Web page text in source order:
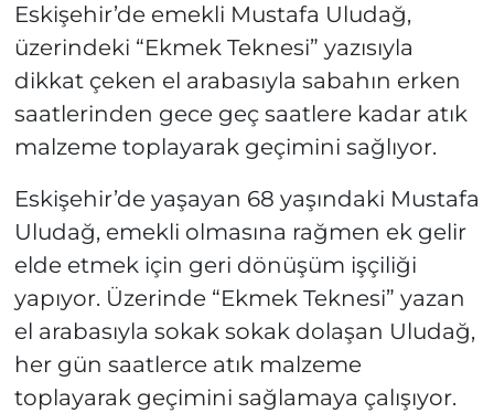
Eskişehir’de emekli Mustafa Uludağ,
üzerindeki “Ekmek Teknesi” yazısıyla
dikkat çeken el arabasıyla sabahın erken
saatlerinden gece geç saatlere kadar atık
malzeme toplayarak geçimini sağlıyor.
Eskişehir’de yaşayan 68 yaşındaki Mustafa
Uludağ, emekli olmasına rağmen ek gelir
elde etmek için geri dönüşüm işçiliği
yapıyor. Üzerinde “Ekmek Teknesi” yazan
el arabasıyla sokak sokak dolaşan Uludağ,
her gün saatlerce atık malzeme
toplayarak geçimini sağlamaya çalışıyor.